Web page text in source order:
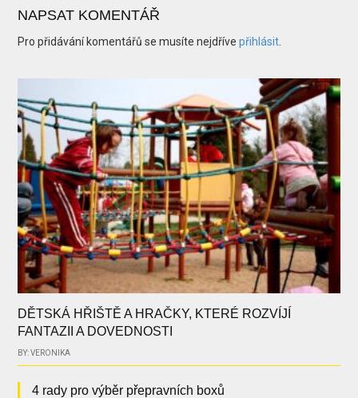
NAPSAT KOMENTÁŘ
Pro přidávání komentářů se musíte nejdřívepřihlásit
DĚTSKÁ HŘIŠTĚ A HRAČKY, KTERÉ ROZVÍJÍ
FANTAZII A DOVEDNOSTI
BY: VERONIKA
4 rady pro výběr přepravních boxů